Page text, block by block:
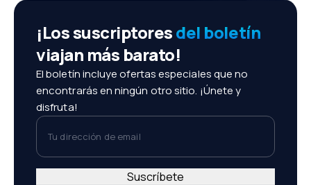
¡Los suscriptoresdel boletín
viajan más barato!
El boletín incluye ofertas especiales que no
encontrarás en ningún otro sitio. ¡Únete y
disfruta!
Tu dirección de email
Suscríbete